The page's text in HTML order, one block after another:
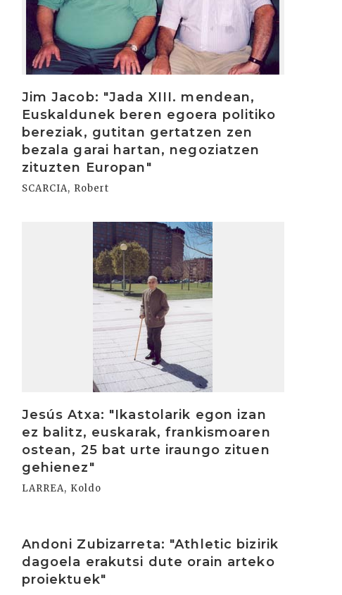
Jim Jacob: "Jada XIII. mendean,
Euskaldunek beren egoera politiko
bereziak, gutitan gertatzen zen
bezala garai hartan, negoziatzen
zituzten Europan"
SCARCIA, Robert
Jesús Atxa: "Ikastolarik egon izan
ez balitz, euskarak, frankismoaren
ostean, 25 bat urte iraungo zituen
gehienez"
LARREA, Koldo
Andoni Zubizarreta: "Athletic bizirik
dagoela erakutsi dute orain arteko
proiektuek"